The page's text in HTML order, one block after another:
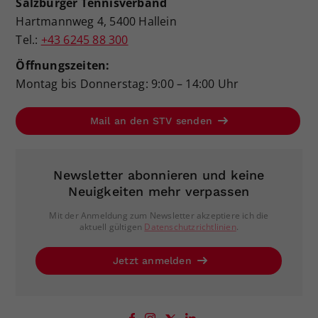
Hartmannweg 4, 5400 Hallein
Tel.: +43 6245 88 300
Öffnungszeiten:
Montag bis Donnerstag: 9:00 – 14:00 Uhr
Mail an den STV senden
Newsletter abonnieren und keine
Neuigkeiten mehr verpassen
Mit der Anmeldung zum Newsletter akzeptiere ich die
aktuell gültigen Datenschutzrichtlinien.
Jetzt anmelden
Zweck
Dieser Wert speichert Ihre Consent-
Einstellungen. Unter anderem eine
zufällig generierte ID, für die
historische Speicherung Ihrer
vorgenommen Einstellungen, falls der
Webseiten-Betreiber dies eingestellt
hat.